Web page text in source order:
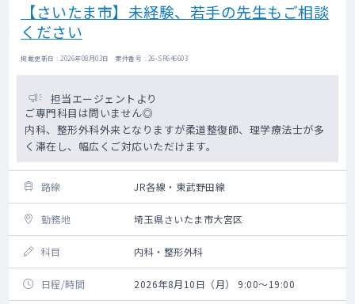
【さいたま市】未経験、若手の先生もご相談
ください
掲載更新日 : 2026年08月03日 案件番号 : 26-SR646603
担当エージェントより
ご専門科目は問いません◎
内科、整形外科外来となりますが柔道整復師、理学療法士が多
く滞在し、幅広くご対応いただけます。
路線 JR各線・東武野田線
勤務地 埼玉県さいたま市大宮区
科目 内科・整形外科
日程/時間 2026年8月10日（月） 9:00～19:00